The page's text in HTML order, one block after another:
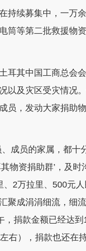
续募集中，一万余
筒等第二批救援物
其中国工商总会会
以及灾区受灾情况
员，发动大家捐助
成员的家属，都十
物资捐助群’，及时
、2万拉里、500元
成涓涓细流，细流
，捐款金额已经达
右），捐款也还在持